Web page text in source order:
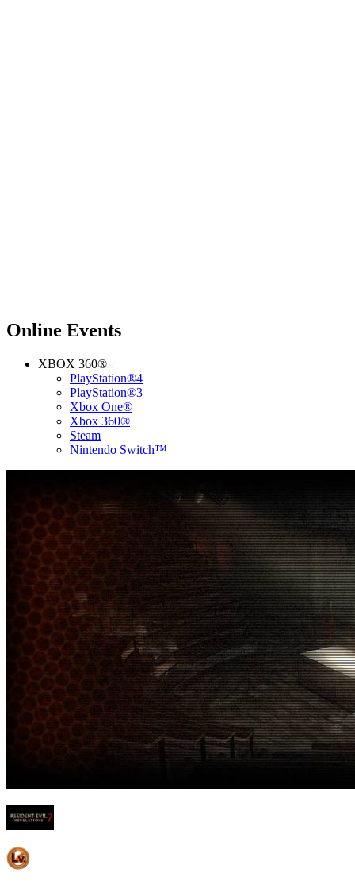
Online Events
XBOX 360®
PlayStation®4
PlayStation®3
Xbox One®
Xbox 360®
Steam
Nintendo Switch™